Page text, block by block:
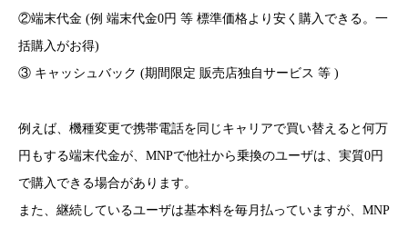
②端末代金 (例 端末代金0円 等 標準価格より安く購入できる。一
括購入がお得)
③ キャッシュバック (期間限定 販売店独自サービス 等 )
例えば、機種変更で携帯電話を同じキャリアで買い替えると何万
円もする端末代金が、MNPで他社から乗換のユーザは、実質0円
で購入できる場合があります。
また、継続しているユーザは基本料を毎月払っていますが、MNP